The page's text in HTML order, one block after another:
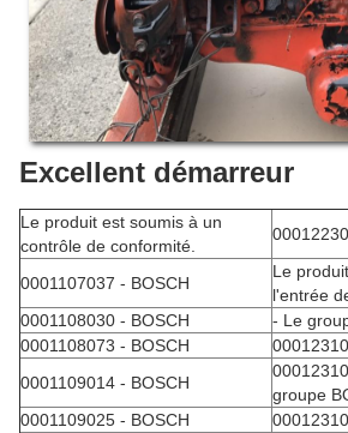
Excellent démarreur
Le produit est soumis à un
contrôle de conformité.
0001107037 - BOSCH
Le
l'entrée
0001108030 - BOSCH
- Le
0001108073 - BOSCH
0001109014 - BOSCH
groupe
0001109025 - BOSCH